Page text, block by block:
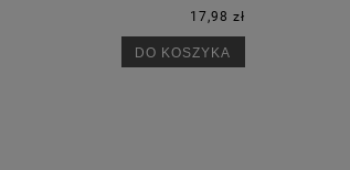
17,98 zł
DO KOSZYKA